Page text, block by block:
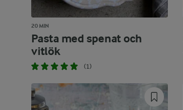
20 MIN
Pasta med spenat och
vitlök
(1)